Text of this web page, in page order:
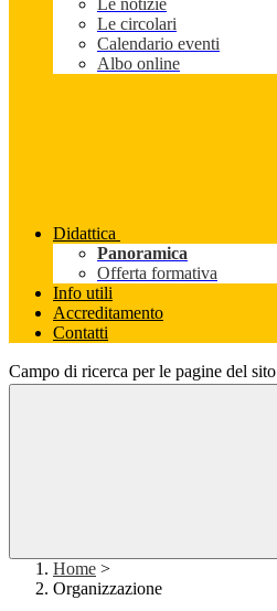
Le notizie
Le circolari
Calendario eventi
Albo online
Didattica
Panoramica
Offerta formativa
Info utili
Accreditamento
Contatti
Campo di ricerca per le pagine del sito
Home >
Organizzazione